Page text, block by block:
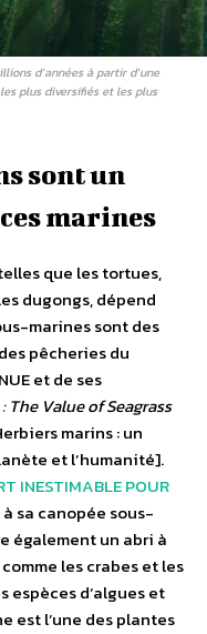
d’années à partir d’une
plus diversifiés et les plus
sont un
marines
que les tortues,
dugongs, dépend
marines sont des
pêcheries du
et de ses
The Value of Seagrass
marins : un
et l’humanité].
INESTIMABLE POUR
à sa canopée sous-
également un abri à
les crabes et les
espèces d’algues et
est l’une des plantes